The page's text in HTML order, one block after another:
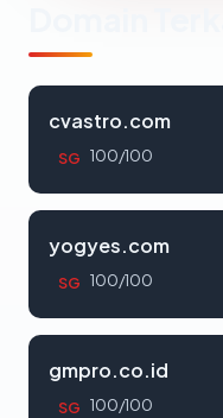
cvastro.com
SG 100/100
yogyes.com
SG 100/100
gmpro.co.id
SG 100/100